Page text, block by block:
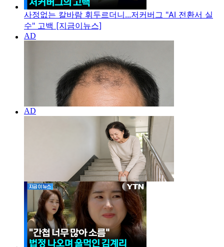
사정없는 칼바람 휘두르더니...저커버그 "AI 전환서 실
수" 고백 [지금이뉴스]